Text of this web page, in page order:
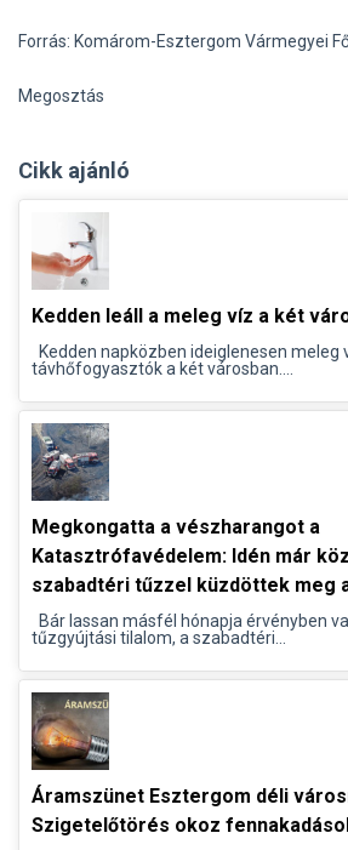
Forrás: Komárom-Esztergom Vármegyei
Megosztás
Cikk ajánló
Kedden leáll a meleg víz a két
Kedden napközben ideiglenesen meleg
távhőfogyasztók a két városban....
Megkongatta a vészharangot a
Katasztrófavédelem: Idén már
szabadtéri tűzzel küzdöttek meg
Bár lassan másfél hónapja érvényben
tűzgyújtási tilalom, a szabadtéri...
Áramszünet Esztergom déli
Szigetelőtörés okoz